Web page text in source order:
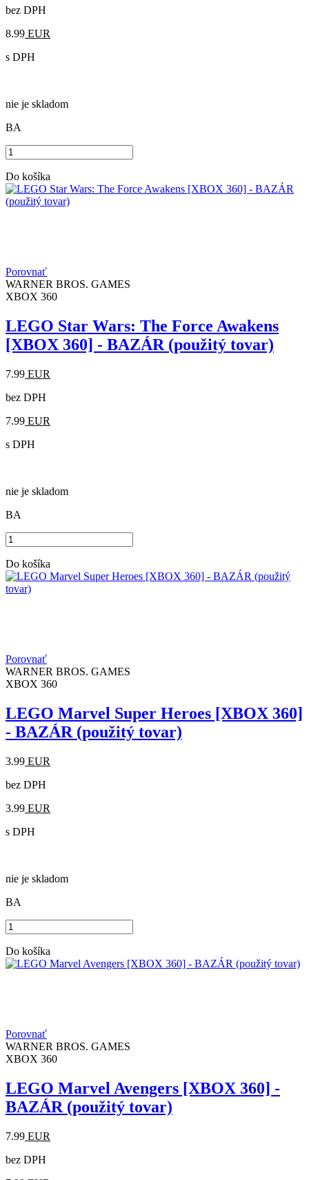
bez DPH
8.99 EUR
s DPH
nie je skladom
BA
Do košíka
Porovnať
WARNER BROS. GAMES
XBOX 360
LEGO Star Wars: The Force Awakens
[XBOX 360] - BAZÁR (použitý tovar)
7.99 EUR
bez DPH
7.99 EUR
s DPH
nie je skladom
BA
Do košíka
Porovnať
WARNER BROS. GAMES
XBOX 360
LEGO Marvel Super Heroes [XBOX 360]
- BAZÁR (použitý tovar)
3.99 EUR
bez DPH
3.99 EUR
s DPH
nie je skladom
BA
Do košíka
Porovnať
WARNER BROS. GAMES
XBOX 360
LEGO Marvel Avengers [XBOX 360] -
BAZÁR (použitý tovar)
7.99 EUR
bez DPH